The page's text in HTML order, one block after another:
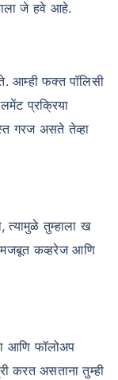
जे हवे आहे.
आम्ही फक्त पॉलिसी
प्रक्रिया
गरज असते तेव्हा
त्यामुळे तुम्हाला ख
मजबूत कव्हरेज आणि
आणि फॉलोअप
करत असताना तुम्ही